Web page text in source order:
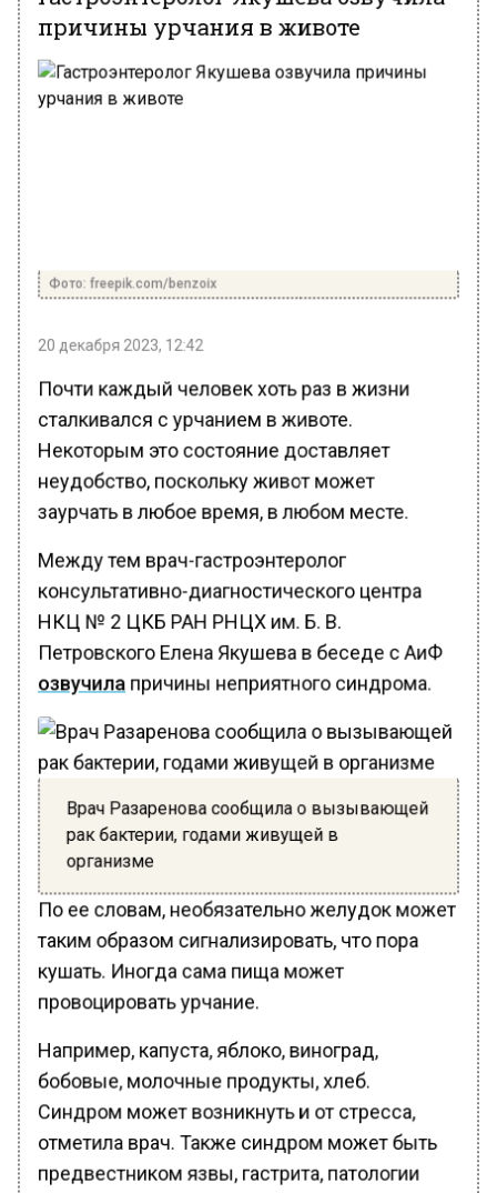
причины урчания в животе
Фото: freepik.com/benzoix
20 декабря 2023, 12:42
Почти каждый человек хоть раз в жизни
сталкивался с урчанием в животе.
Некоторым это состояние доставляет
неудобство, поскольку живот может
заурчать в любое время, в любом месте.
Между тем врач-гастроэнтеролог
консультативно-диагностического центра
НКЦ № 2 ЦКБ РАН РНЦХ им. Б. В.
Петровского Елена Якушева в беседе с АиФ
озвучилапричины неприятного синдрома.
Врач Разаренова сообщила о вызывающей
рак бактерии, годами живущей в
организме
По ее словам, необязательно желудок может
таким образом сигнализировать, что пора
кушать. Иногда сама пища может
провоцировать урчание.
Например, капуста, яблоко, виноград,
бобовые, молочные продукты, хлеб.
Синдром может возникнуть и от стресса,
отметила врач. Также синдром может быть
предвестником язвы, гастрита, патологии